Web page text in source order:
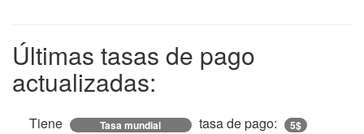
Últimas tasas de pago
actualizadas:
Tiene Tasa mundial tasa de pago: 5$